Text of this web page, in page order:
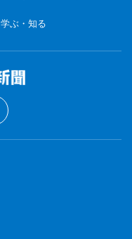
学ぶ・知る